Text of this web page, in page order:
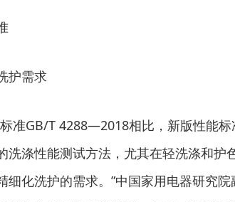
需求
GB/T 4288—2018相比，新版性能标
洗涤性能测试方法，尤其在轻洗涤和护
细化洗护的需求。”中国家用电器研究